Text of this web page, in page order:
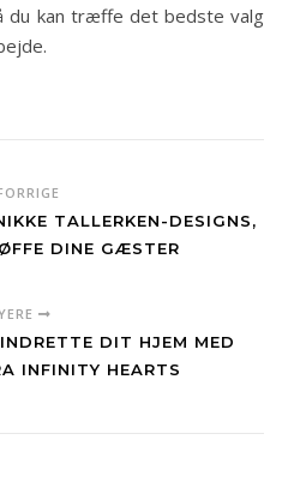
du kan træffe det bedste valg
TALLERKEN-DESIGNS,
DINE GÆSTER
DIT HJEM MED
INFINITY HEARTS